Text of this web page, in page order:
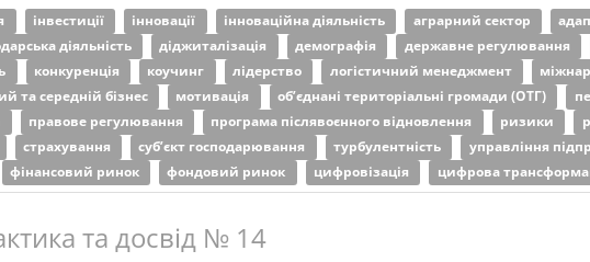
інвестиції інновації інноваційна діяльність аграрний сектор
діяльність діджиталізація демографія державне регулювання
конкуренція коучинг лідерство логістичний менеджмент
та середній бізнес мотивація об’єднані територіальні громади (ОТГ)
правове регулювання програма післявоєнного відновлення ризики
страхування суб’єкт господарювання турбулентність управління
фінансовий ринок фондовий ринок цифровізація цифрова
та досвід № 14